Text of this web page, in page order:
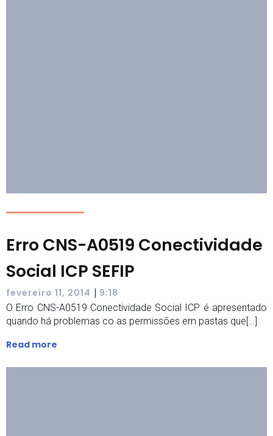
Erro CNS-A0519 Conectividade
Social ICP SEFIP
fevereiro 11, 2014 | 9:18
O Erro CNS-A0519 Conectividade Social ICP é apresentado
quando há problemas co as permissões em pastas que[…]
Read more